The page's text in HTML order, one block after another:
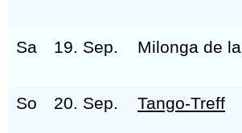
Sa 19. Sep. Milonga de la
So 20. Sep. Tango-Treff